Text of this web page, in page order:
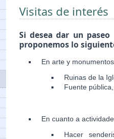
Visitas de interés
Si desea dar un
proponemos lo
En arte y
Ruinas de la
Fuente
En cuanto a
Hacer